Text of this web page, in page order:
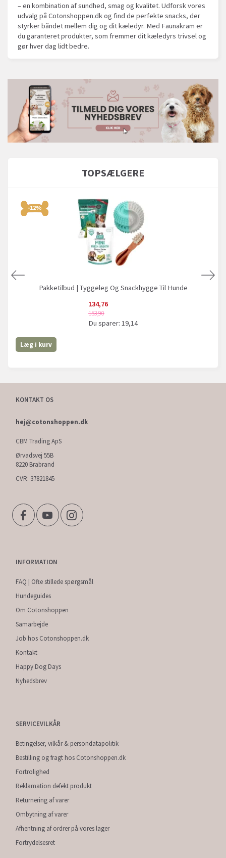
– en kombination af sundhed, smag og kvalitet. Udforsk vores
udvalg på Cotonshoppen.dk og find de perfekte snacks, der
styrker båndet mellem dig og dit kæledyr. Med Faunakram er
du garanteret produkter, som fremmer dit kæledyrs trivsel og
gør hver dag lidt bedre.
TOPSÆLGERE
-12%
Pakketilbud | Tyggeleg Og Snackhygge Til Hunde
134,76
153,90
Du sparer: 19,14
Læg i kurv
KONTAKT OS
hej@cotonshoppen.dk
CBM Trading ApS
Ørvadsvej 55B
8220 Brabrand
CVR: 37821845
INFORMATION
FAQ | Ofte stillede spørgsmål
Hundeguides
Om Cotonshoppen
Samarbejde
Job hos Cotonshoppen.dk
Kontakt
Happy Dog Days
Nyhedsbrev
SERVICEVILKÅR
Betingelser, vilkår & persondatapolitik
Bestilling og fragt hos Cotonshoppen.dk
Fortrolighed
Reklamation defekt produkt
Returnering af varer
Ombytning af varer
Afhentning af ordrer på vores lager
Fortrydelsesret